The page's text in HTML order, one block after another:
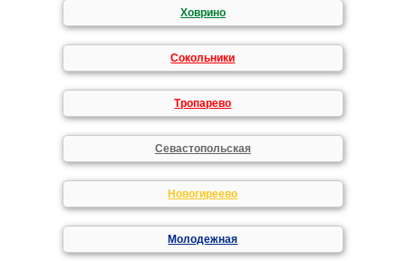
Ховрино
Сокольники
Тропарево
Севастопольская
Новогиреево
Молодежная